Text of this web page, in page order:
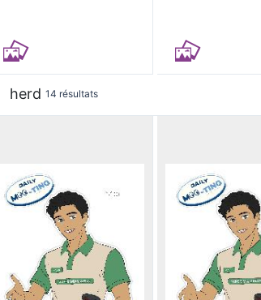
herd 14 résultats